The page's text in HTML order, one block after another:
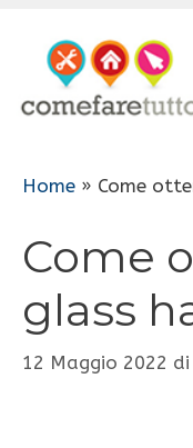
contenuto
Home » Come
Come
glass
12 Maggio 2022 di